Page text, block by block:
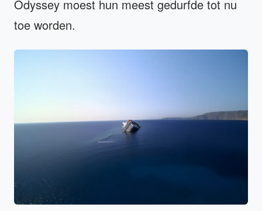
Odyssey moest hun meest gedurfde tot nu
toe worden.